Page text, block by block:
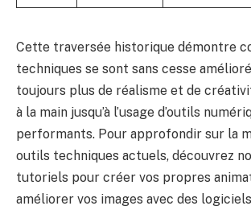
Cette traversée historique démontre
techniques se sont sans cesse
toujours plus de réalisme et de
à la main jusqu’à l’usage d’outils
performants. Pour approfondir sur la
outils techniques actuels, découvrez
tutoriels pour créer vos propres
améliorer vos images avec des